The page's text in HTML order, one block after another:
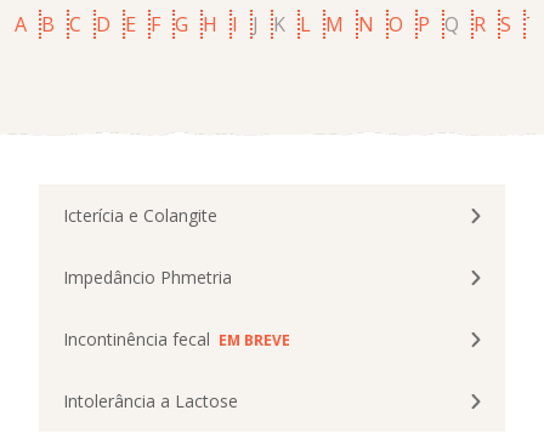
A B C D E F G H I J K L M N O P Q R S T
Icterícia e Colangite
Impedâncio Phmetria
Incontinência fecal EM BREVE
Intolerância a Lactose